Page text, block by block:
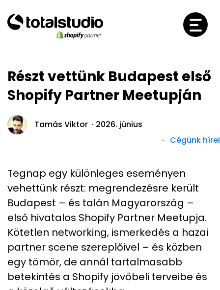
Részt vettünk Budapest első
Shopify Partner Meetupján
Tamás Viktor · 2026. június
· Cégünk hírei
Tegnap egy különleges eseményen
vehettünk részt: megrendezésre került
Budapest – és talán Magyarország –
első hivatalos Shopify Partner Meetupja.
Kötetlen networking, ismerkedés a hazai
partner scene szereplőivel – és közben
egy tömör, de annál tartalmasabb
betekintés a Shopify jövőbeli terveibe és